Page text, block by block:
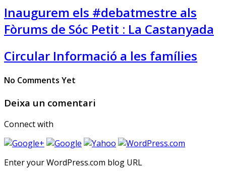
Inaugurem els #debatmestre als
Fòrums de Sóc Petit : La Castanyada
Circular Informació a les famílies
No Comments Yet
Deixa un comentari
Connect with
Enter your WordPress.com blog URL